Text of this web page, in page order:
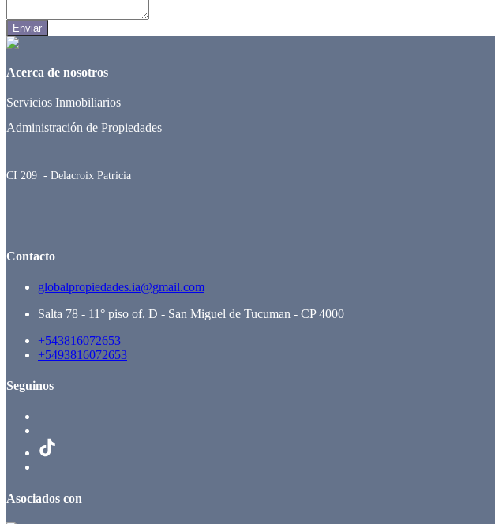
Enviar
Acerca de nosotros
Servicios Inmobiliarios
Administración de Propiedades
CI 209 - Delacroix Patricia
Contacto
globalpropiedades.ia@gmail.com
Salta 78 - 11° piso of. D - San Miguel de Tucuman - CP 4000
+543816072653
+5493816072653
Seguinos
Asociados con